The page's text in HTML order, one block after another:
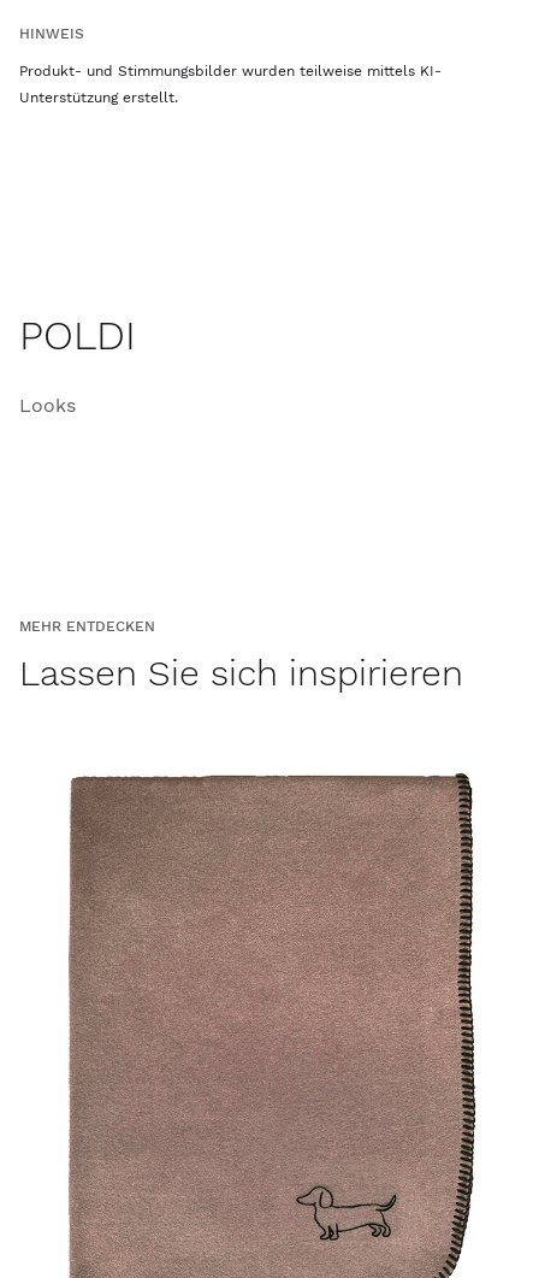
HINWEIS
Produkt- und Stimmungsbilder wurden teilweise mittels KI-
Unterstützung erstellt.
POLDI
Looks
MEHR ENTDECKEN
Lassen Sie sich inspirieren